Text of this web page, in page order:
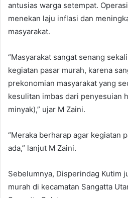
antusias warga setempat.
menekan laju inflasi dan
masyarakat.
“Masyarakat sangat senang
kegiatan pasar murah, karena
prekonomian masyarakat yang
kesulitan imbas dari penyesuian
minyak),” ujar M Zaini.
“Meraka berharap agar kegiatan
ada,” lanjut M Zaini.
Sebelumnya, Disperindag Kutim
murah di kecamatan Sangatta